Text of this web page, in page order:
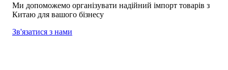
Ми допоможемо організувати надійний імпорт товарів з
Китаю для вашого бізнесу
Зв'язатися з нами